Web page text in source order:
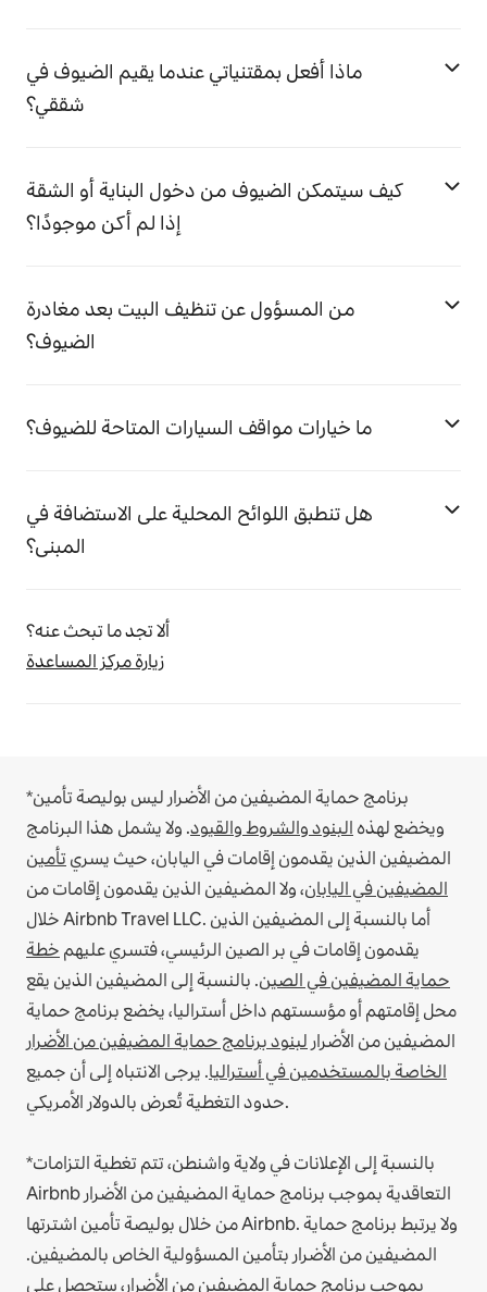
ماذا أفعل بمقتنياتي عندما يقيم الضيوف في
شققي؟
كيف سيتمكن الضيوف من دخول البناية أو الشقة
إذا لم أكن موجودًا؟
من المسؤول عن تنظيف البيت بعد مغادرة
الضيوف؟
ما خيارات مواقف السيارات المتاحة للضيوف؟
هل تنطبق اللوائح المحلية على الاستضافة في
المبنى؟
ألا تجد ما تبحث عنه؟
زيارة مركز المساعدة
*برنامج حماية المضيفين من الأضرار ليس بوليصة تأمين
ويخضع لهذه البنود والشروط والقيود. ولا يشمل هذا البرنامج
المضيفين الذين يقدمون إقامات في اليابان، حيث يسري تأمين
المضيفين في اليابان، ولا المضيفين الذين يقدمون إقامات من
خلال Airbnb Travel LLC. أما بالنسبة إلى المضيفين الذين
يقدمون إقامات في بر الصين الرئيسي، فتسري عليهم خطة
حماية المضيفين في الصين. بالنسبة إلى المضيفين الذين يقع
محل إقامتهم أو مؤسستهم داخل أستراليا، يخضع برنامج حماية
المضيفين من الأضرار لبنود برنامج حماية المضيفين من الأضرار
الخاصة بالمستخدمين في أستراليا. يرجى الانتباه إلى أن جميع
حدود التغطية تُعرض بالدولار الأمريكي.
*بالنسبة إلى الإعلانات في ولاية واشنطن، تتم تغطية التزامات
Airbnb التعاقدية بموجب برنامج حماية المضيفين من الأضرار
من خلال بوليصة تأمين اشترتها Airbnb. ولا يرتبط برنامج حماية
المضيفين من الأضرار بتأمين المسؤولية الخاص بالمضيفين.
بموجب برنامج حماية المضيفين من الأضرار، ستحصل على